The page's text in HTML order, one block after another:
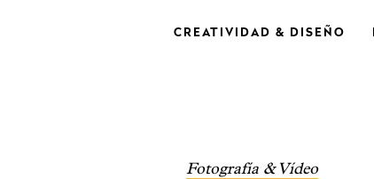
CREATIVIDAD & DISEÑO
Fotografía & Vídeo